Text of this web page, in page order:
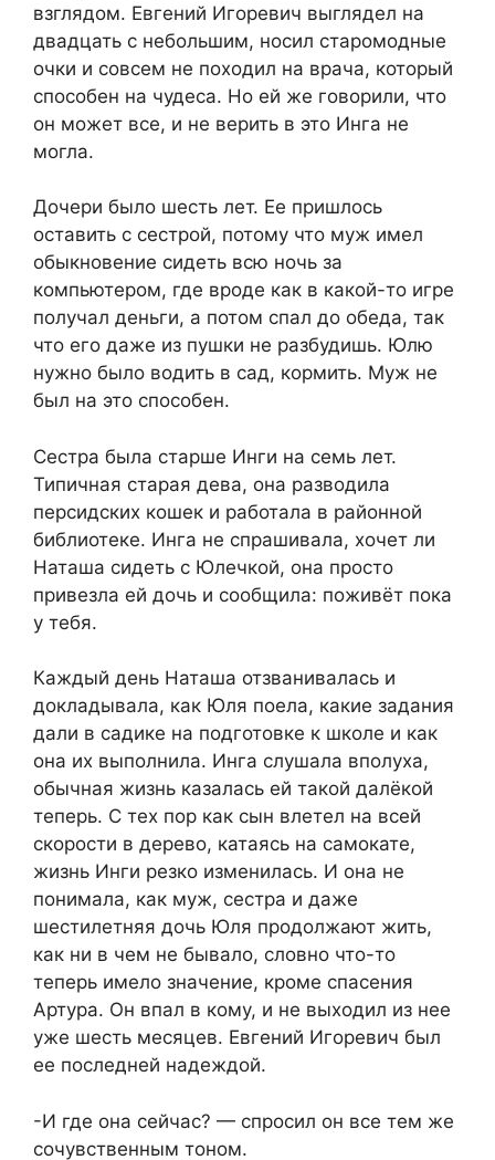
взглядом. Евгений Игоревич выглядел на
двадцать с небольшим, носил старомодные
очки и совсем не походил на врача, который
способен на чудеса. Но ей же говорили, что
он может все, и не верить в это Инга не
могла.
Дочери было шесть лет. Ее пришлось
оставить с сестрой, потому что муж имел
обыкновение сидеть всю ночь за
компьютером, где вроде как в какой-то игре
получал деньги, а потом спал до обеда, так
что его даже из пушки не разбудишь. Юлю
нужно было водить в сад, кормить. Муж не
был на это способен.
Сестра была старше Инги на семь лет.
Типичная старая дева, она разводила
персидских кошек и работала в районной
библиотеке. Инга не спрашивала, хочет ли
Наташа сидеть с Юлечкой, она просто
привезла ей дочь и сообщила: поживёт пока
у тебя.
Каждый день Наташа отзванивалась и
докладывала, как Юля поела, какие задания
дали в садике на подготовке к школе и как
она их выполнила. Инга слушала вполуха,
обычная жизнь казалась ей такой далёкой
теперь. С тех пор как сын влетел на всей
скорости в дерево, катаясь на самокате,
жизнь Инги резко изменилась. И она не
понимала, как муж, сестра и даже
шестилетняя дочь Юля продолжают жить,
как ни в чем не бывало, словно что-то
теперь имело значение, кроме спасения
Артура. Он впал в кому, и не выходил из нее
уже шесть месяцев. Евгений Игоревич был
ее последней надеждой.
-И где она сейчас? — спросил он все тем же
сочувственным тоном.